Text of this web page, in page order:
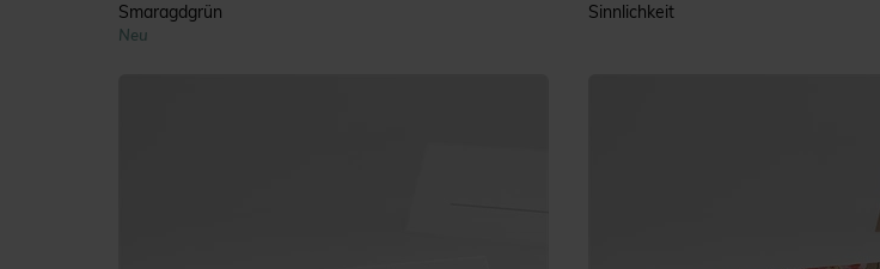
Smaragdgrün
Neu
Sinnlichkeit